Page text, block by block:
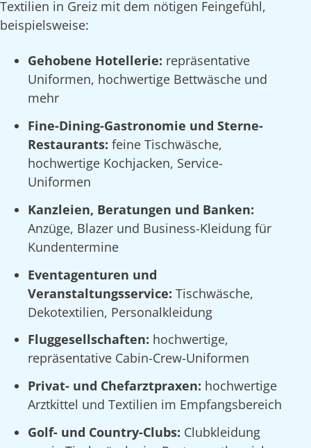
Textilien in Greiz mit dem nötigen Feingefühl,
beispielsweise:
Gehobene Hotellerie: repräsentative
Uniformen, hochwertige Bettwäsche und
mehr
Fine-Dining-Gastronomie und Sterne-
Restaurants: feine Tischwäsche,
hochwertige Kochjacken, Service-
Uniformen
Kanzleien, Beratungen und Banken:
Anzüge, Blazer und Business-Kleidung für
Kundentermine
Eventagenturen und
Veranstaltungsservice: Tischwäsche,
Dekotextilien, Personalkleidung
Fluggesellschaften: hochwertige,
repräsentative Cabin-Crew-Uniformen
Privat- und Chefarztpraxen: hochwertige
Arztkittel und Textilien im Empfangsbereich
Golf- und Country-Clubs: Clubkleidung